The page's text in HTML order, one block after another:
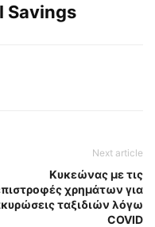
Savings
Next article
Κυκεώνας με τις
χρημάτων για
ταξιδιών λόγω
COVID